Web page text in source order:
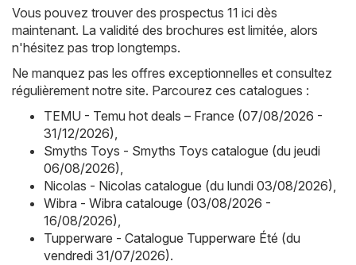
Vous pouvez trouver des prospectus 11 ici dès
maintenant. La validité des brochures est limitée, alors
n'hésitez pas trop longtemps.
Ne manquez pas les offres exceptionnelles et consultez
régulièrement notre site. Parcourez ces catalogues :
TEMU - Temu hot deals – France (07/08/2026 -
31/12/2026),
Smyths Toys - Smyths Toys catalogue (du jeudi
06/08/2026),
Nicolas - Nicolas catalogue (du lundi 03/08/2026),
Wibra - Wibra catalouge (03/08/2026 -
16/08/2026),
Tupperware - Catalogue Tupperware Été (du
vendredi 31/07/2026).